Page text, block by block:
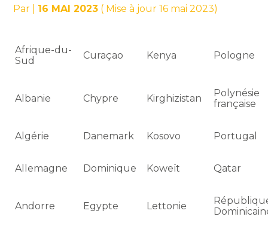
Par 16 MAI 2023 ( Mise à jour 16 mai 2023)
Afrique-du-
Sud
Curaçao Kenya Pologne
Albanie Chypre Kirghizistan
Polynésie
française
Algérie Danemark Kosovo Portugal
Allemagne Dominique Koweït Qatar
Andorre Egypte Lettonie